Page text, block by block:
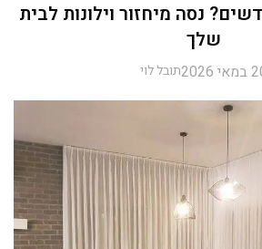
נסה מיחזור וילונות לבית
שלך
2026 תובל לוי